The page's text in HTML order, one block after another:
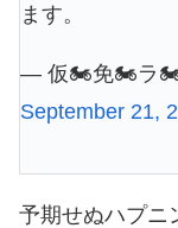
ます。
— 仮🏍免🏍ラ🏍
September 21,
予期せぬハプ